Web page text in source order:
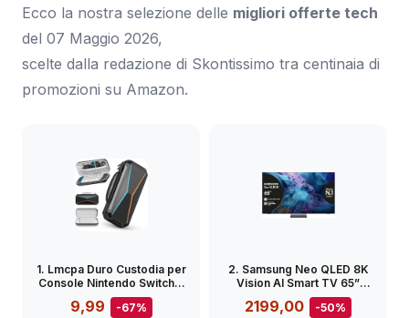
Ecco la nostra selezione delle migliori offerte tech
del 07 Maggio 2026,
scelte dalla redazione di Skontissimo tra centinaia di
promozioni su Amazon.
1. Lmcpa Duro Custodia per
Console Nintendo Switch 2
2025, Borsa da Viaggio con
10 Cartucce di Gioco, PC
9,99 -67%
2. Samsung Neo QLED 8K
Vision AI Smart TV 65”
QE65QN990FTXZT Mini
LED, NQ8 AI Gen3
2199,00 -50%